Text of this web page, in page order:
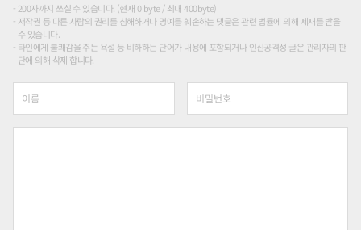
200자까지 쓰실 수 있습니다. (현재 0 byte / 최대 400byte)
저작권 등 다른 사람의 권리를 침해하거나 명예를 훼손하는 댓글은 관련 법률에 의해 제재를 받을
수 있습니다.
타인에게 불쾌감을 주는 욕설 등 비하하는 단어가 내용에 포함되거나 인신공격성 글은 관리자의 판
단에 의해 삭제 합니다.